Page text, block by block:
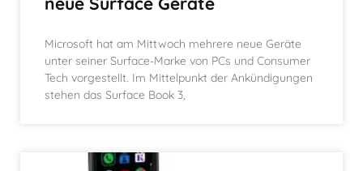
Microsoft hat am Mittwoch mehrere neue Geräte
unter seiner Surface-Marke von PCs und Consumer
Tech vorgestellt. Im Mittelpunkt der Ankündigungen
stehen das Surface Book 3,